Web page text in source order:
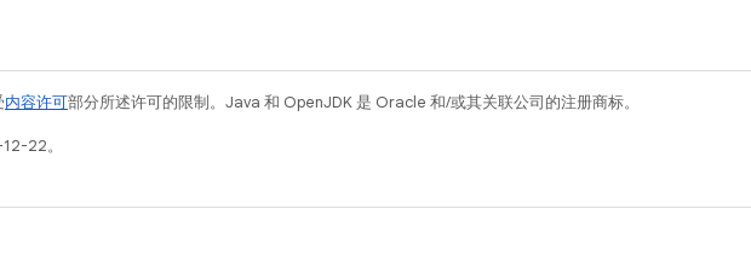
内容许可部分所述许可的限制。Java 和 OpenJDK 是 Oracle 和/或其关联公司的注册商标。
22。